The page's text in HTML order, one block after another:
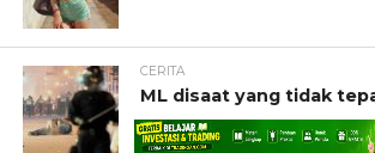
CERITA
ML disaat yang tidak